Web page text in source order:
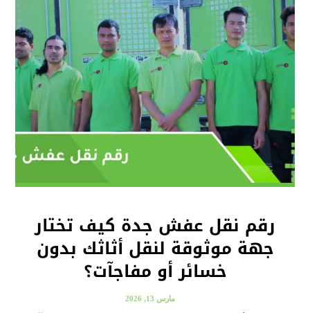
رقم نقل عفش جدة كيف تختار
جهة موثوقة لنقل أثاثك بدون
خسائر أو مفاجآت؟
مارس 13, 2026